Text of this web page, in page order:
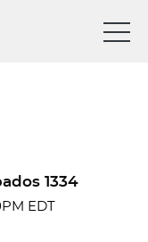
1334
EDT